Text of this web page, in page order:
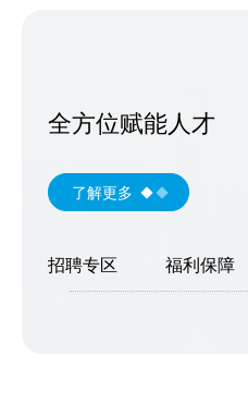
全方位赋能人才
了解更多
招聘专区 福利保障